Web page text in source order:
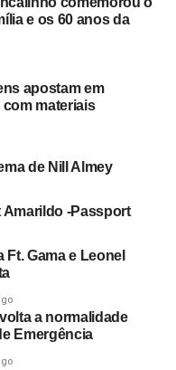
e os 60 anos da
apostam em
materiais
de Nill Almey
Amarildo -Passport
Ft. Gama e Leonel
a normalidade
Emergência